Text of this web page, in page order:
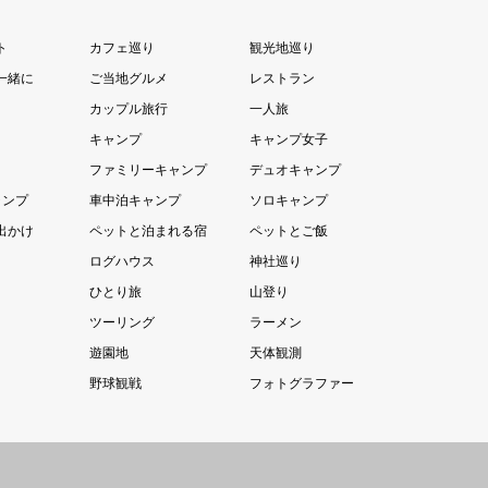
カフェ巡り
観光地巡り
緒に
ご当地グルメ
レストラン
カップル旅行
一人旅
キャンプ
キャンプ女子
ファミリーキャンプ
デュオキャンプ
プ
車中泊キャンプ
ソロキャンプ
かけ
ペットと泊まれる宿
ペットとご飯
ログハウス
神社巡り
ひとり旅
山登り
ツーリング
ラーメン
遊園地
天体観測
野球観戦
フォトグラファー